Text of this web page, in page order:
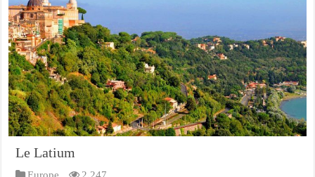
Le Latium
Europe 2,247